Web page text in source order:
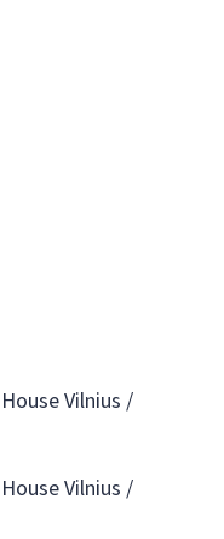
Vilnius /
Vilnius /